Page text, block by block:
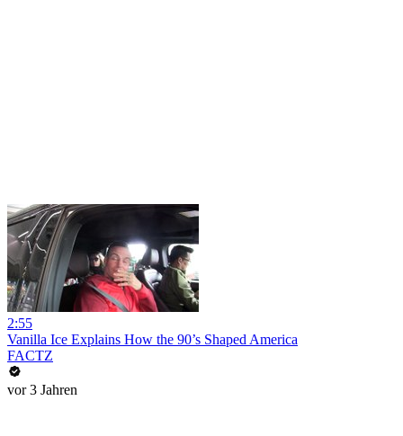
2:55
Vanilla Ice Explains How the 90’s Shaped America
FACTZ
vor 3 Jahren